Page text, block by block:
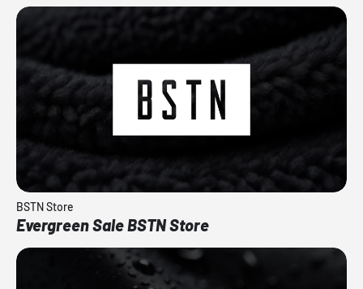
BSTN Store
Evergreen Sale BSTN Store